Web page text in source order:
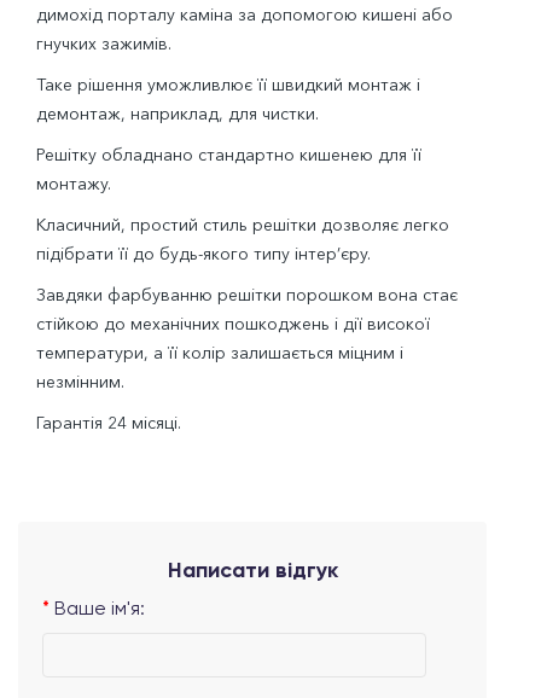
димохід порталу каміна за допомогою кишені або
гнучких зажимів.
Таке рішення уможливлює її швидкий монтаж і
демонтаж, наприклад, для чистки.
Решітку обладнано стандартно кишенею для її
монтажу.
Класичний, простий стиль решітки дозволяє легко
підібрати її до будь-якого типу інтер’єру.
Завдяки фарбуванню решітки порошком вона стає
стійкою до механічних пошкоджень і дії високої
температури, а її колір залишається міцним і
незмінним.
Гарантія 24 місяці.
Написати відгук
Ваше ім'я: